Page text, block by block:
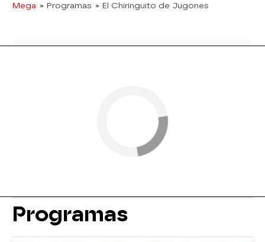
Mega » Programas » El Chiringuito de Jugones
Programas